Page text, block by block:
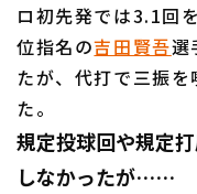
ロ初先発では3.1回
位指名の吉田賢吾選
たが、代打で三振
た。
規定投球回や規定
しなかったが……